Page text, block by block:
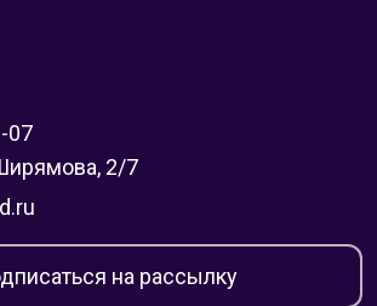
07
2/7
на рассылку